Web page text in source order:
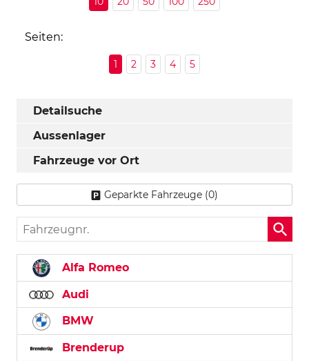
Seiten:
1 2 3 4 5
Detailsuche
Aussenlager
Fahrzeuge vor Ort
Geparkte Fahrzeuge (0)
Fahrzeugnr.
Alfa Romeo
Audi
BMW
Brenderup